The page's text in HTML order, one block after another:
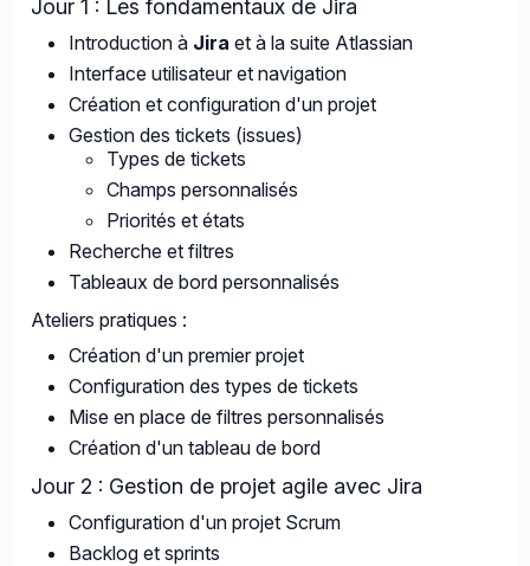
Jour 1 : Les fondamentaux de Jira
Introduction à Jira et à la suite Atlassian
Interface utilisateur et navigation
Création et configuration d'un projet
Gestion des tickets (issues)
Types de tickets
Champs personnalisés
Priorités et états
Recherche et filtres
Tableaux de bord personnalisés
Ateliers pratiques :
Création d'un premier projet
Configuration des types de tickets
Mise en place de filtres personnalisés
Création d'un tableau de bord
Jour 2 : Gestion de projet agile avec Jira
Configuration d'un projet Scrum
Backlog et sprints